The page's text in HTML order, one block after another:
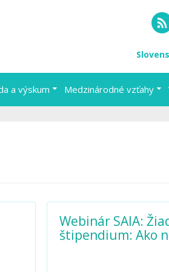
a výskum Medzinárodné vzťahy
Webinár SAIA:
štipendium: Ako